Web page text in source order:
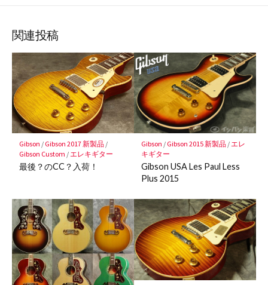
ア
マ
ー
ク
に
保
存
関連投稿
Gibson / Gibson 2017 新製品/
Gibson Custom / エレキギター
最後？のCC？入荷！
Gibson / Gibson 2015 新製品/ エレ
キギター
Gibson USA Les Paul Less
Plus 2015